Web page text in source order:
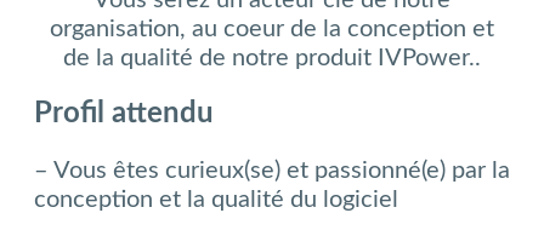
organisation, au coeur de la conception et
de la qualité de notre produit IVPower..
Profil attendu
– Vous êtes curieux(se) et passionné(e) par la
conception et la qualité du logiciel